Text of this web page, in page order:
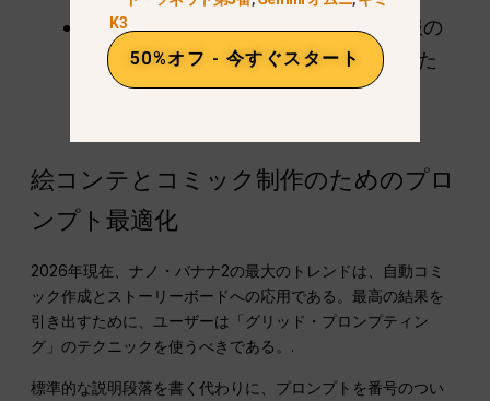
オブジェクトの永続性:背景要素、衣服の
パターン、特定の小道具が固定されるた
め、連続性のエラーが大幅に減少しま
絵コンテとコミック制作のためのプロ
ンプト最適化
2026年現在、ナノ・バナナ2の最大のトレンドは、自動コミ
ック作成とストーリーボードへの応用である。最高の結果を
引き出すために、ユーザーは「グリッド・プロンプティン
グ」のテクニックを使うべきである。.
標準的な説明段落を書く代わりに、プロンプトを番号のつい
K3
50%オフ - 今すぐスタート